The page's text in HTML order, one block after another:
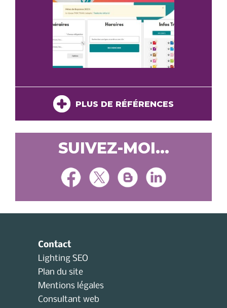
PLUS DE RÉFÉRENCES
SUIVEZ-MOI...
Contact
Lighting SEO
Plan du site
Mentions légales
Consultant web